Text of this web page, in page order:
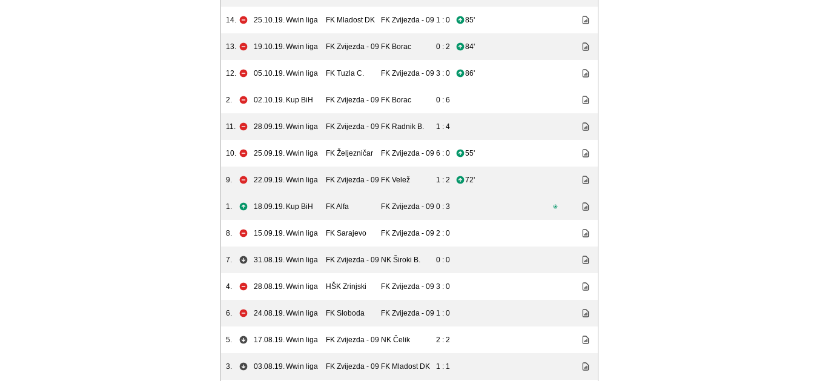
14. 25.10.19.Wwin liga FK Mladost DK FK Zvijezda - 09 1 : 0 85'
13. 19.10.19.Wwin liga FK Zvijezda - 09 FK Borac 0 : 2 84'
12. 05.10.19.Wwin liga FK Tuzla C. FK Zvijezda - 09 3 : 0 86'
2. 02.10.19. Kup BiH FK Zvijezda - 09 FK Borac 0 : 6
11. 28.09.19.Wwin liga FK Zvijezda - 09 FK Radnik B. 1 : 4
10. 25.09.19.Wwin liga FK Željezničar FK Zvijezda - 09 6 : 0 55'
9. 22.09.19.Wwin liga FK Zvijezda - 09 FK Velež 1 : 2 72'
1. 18.09.19. Kup BiH FK Alfa FK Zvijezda - 09 0 : 3
8. 15.09.19.Wwin liga FK Sarajevo FK Zvijezda - 09 2 : 0
7. 31.08.19.Wwin liga FK Zvijezda - 09 NK Široki B. 0 : 0
4. 28.08.19.Wwin liga HŠK Zrinjski FK Zvijezda - 09 3 : 0
6. 24.08.19.Wwin liga FK Sloboda FK Zvijezda - 09 1 : 0
5. 17.08.19.Wwin liga FK Zvijezda - 09 NK Čelik 2 : 2
3. 03.08.19.Wwin liga FK Zvijezda - 09 FK Mladost DK 1 : 1